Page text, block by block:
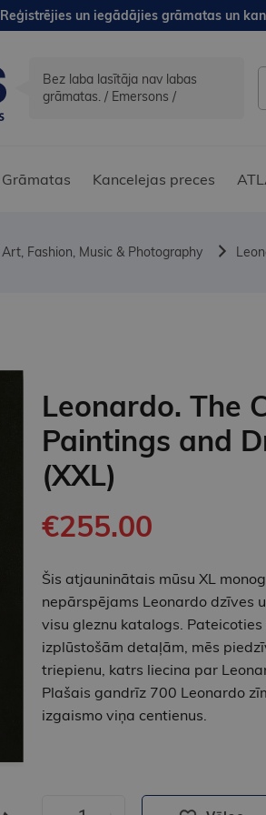
Reģistrējies un iegādājies grāmatas un
Bez laba lasītāja nav labas
grāmatas. / Emersons /
Grāmatas Kancelejas preces
Art, Fashion, Music & Photography
Leonardo. The
Paintings and
(XXL)
€255.00
Šis atjauninātais mūsu XL
nepārspējams Leonardo dzīves
visu gleznu katalogs.
izplūstošām detaļām, mēs
triepienu, katrs liecina par
Plašais gandrīz 700 Leonardo
izgaismo viņa centienus.